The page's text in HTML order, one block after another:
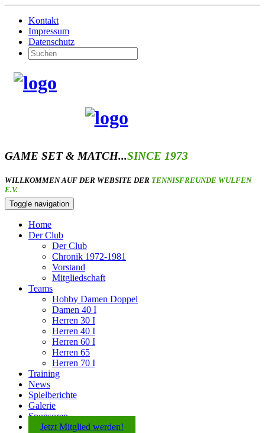
Kontakt
Impressum
Datenschutz
GAME SET & MATCH...SINCE 1973
WILLKOMMEN AUF DER WEBSITE DER TENNISFREUNDE WULFEN
E.V.
Toggle navigation
Home
Der Club
Der Club
Chronik 1972-1981
Vorstand
Mitgliedschaft
Teams
Hobby Damen Doppel
Damen 40 I
Herren 30 I
Herren 40 I
Herren 60 I
Herren 65
Herren 70 I
Training
News
Spielberichte
Galerie
Sponsoren
Jetzt Mitglied werden!